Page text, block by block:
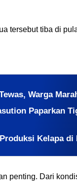
tersebut tiba di
Warga
Paparkan
Kelapa di
penting. Dari